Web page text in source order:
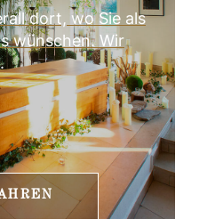
dort, wo Sie als
wünschen. Wir